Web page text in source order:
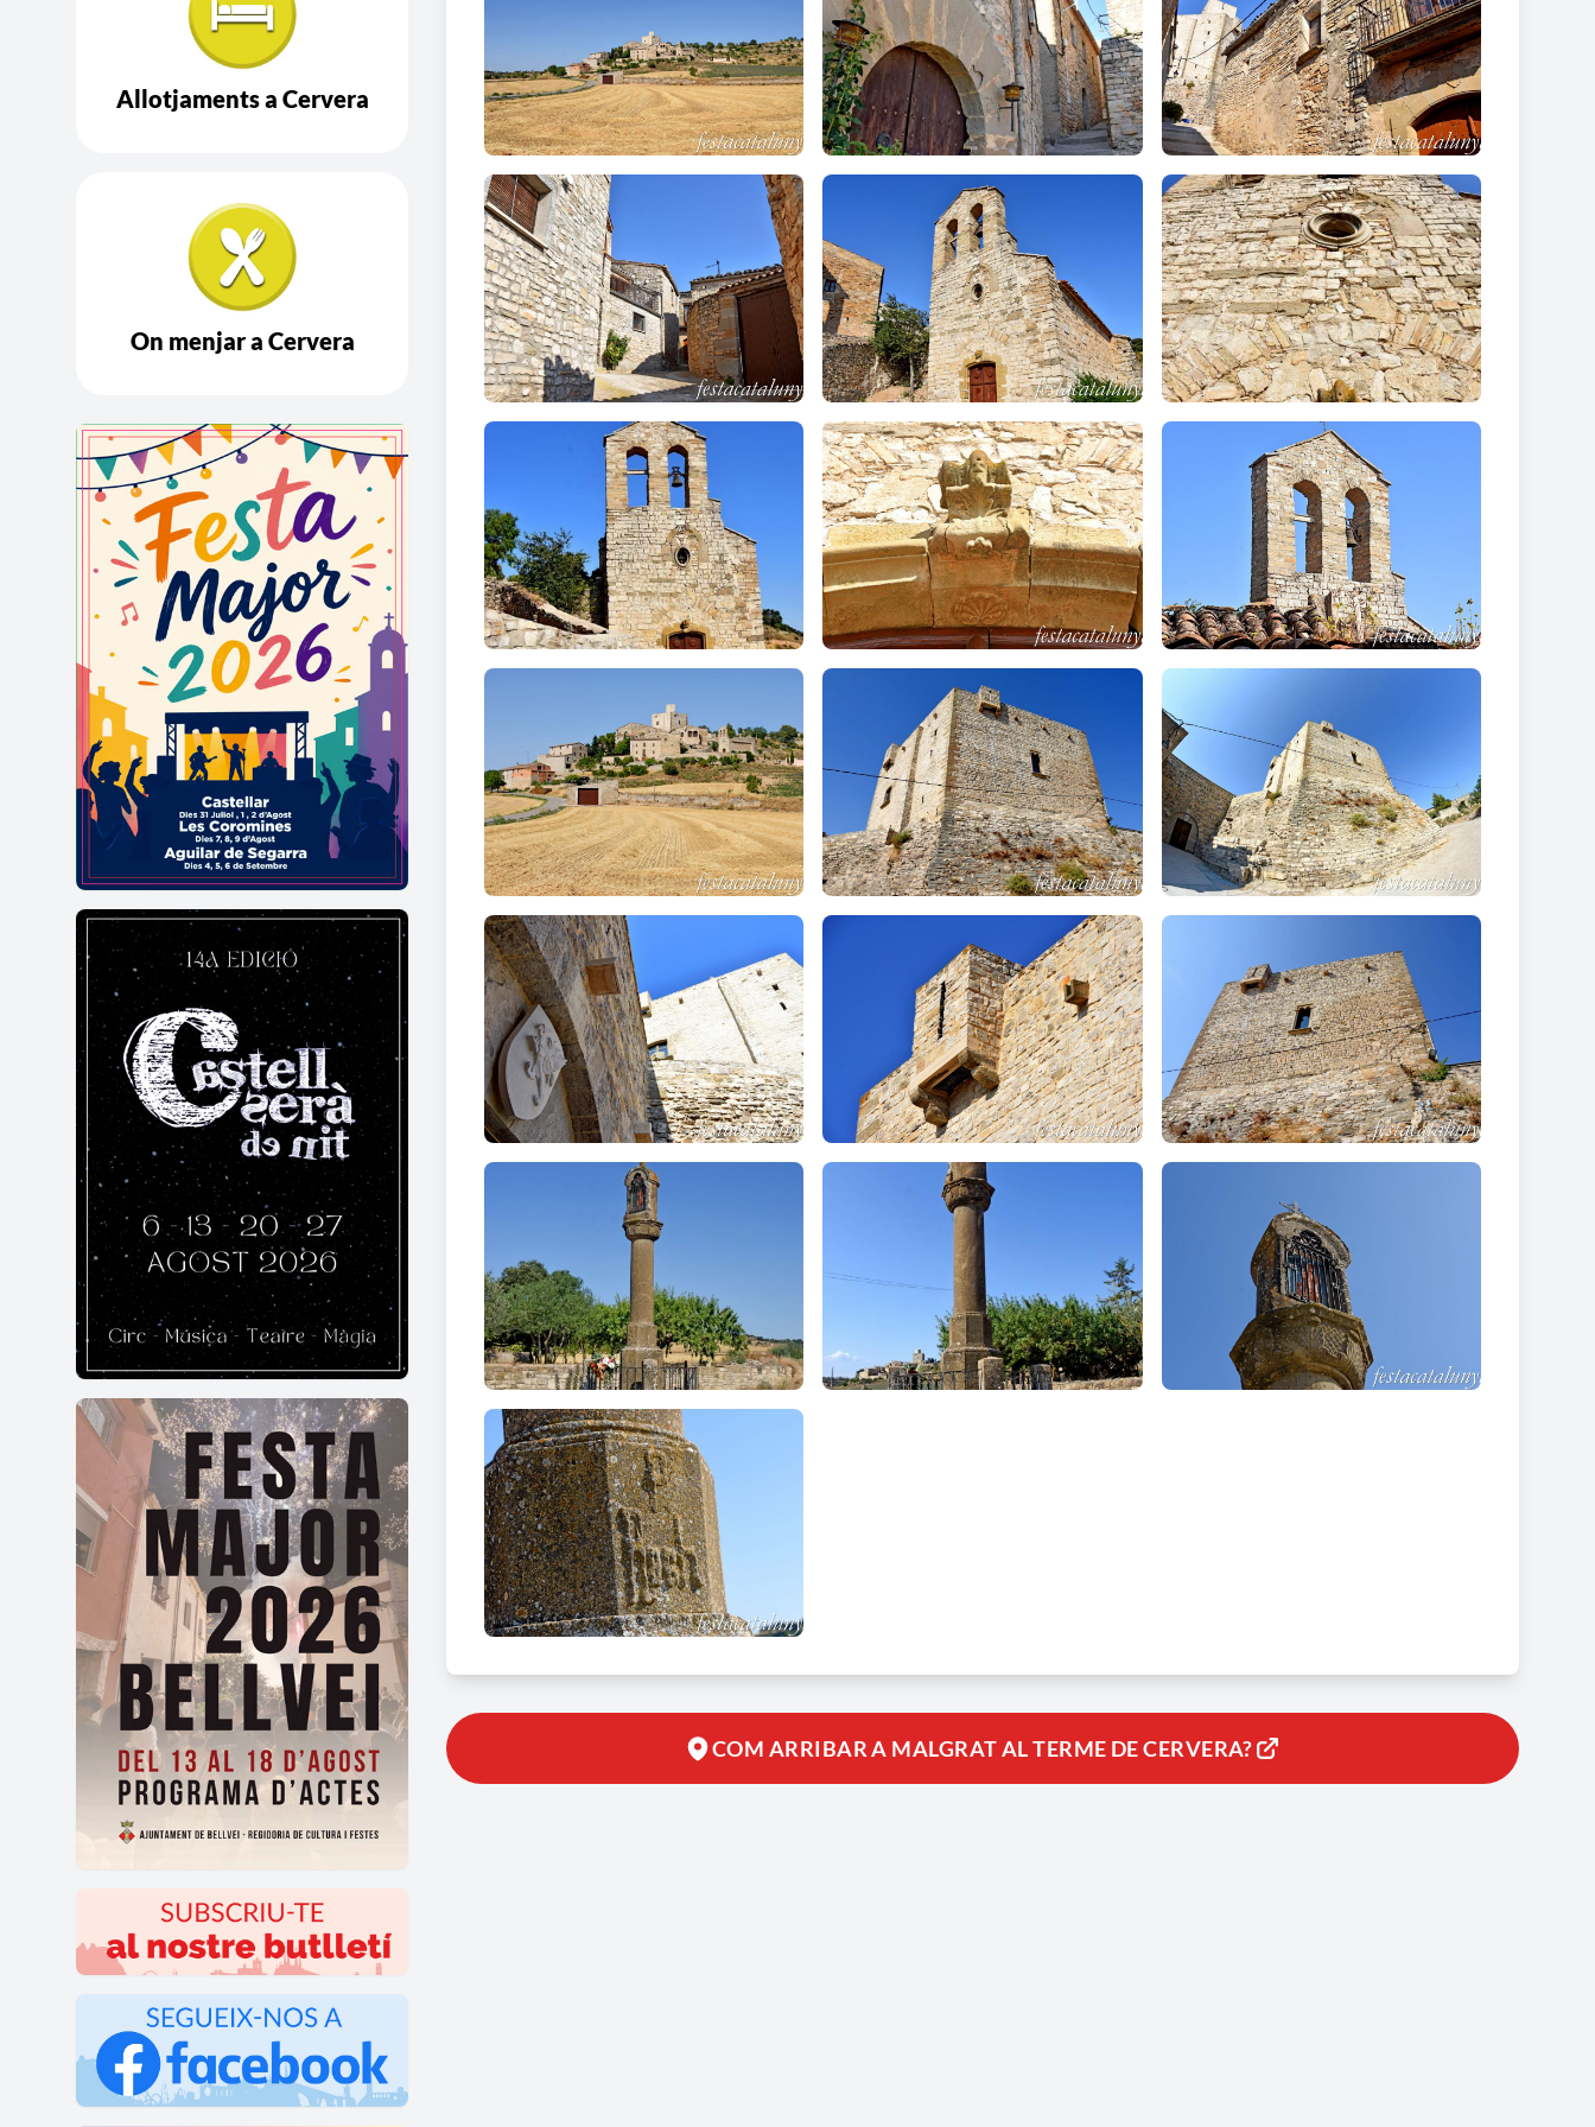
Allotjaments a Cervera
On menjar a Cervera
fins l'abolició dels senyorius al segle XIX. Es troba molt reformat però magníficament conservat.
Columna de Sant Roc
Es tracta d'una creu de terme. Fou construïda l'any 1916 a mig camí entre Castellnou d'Oluges i Malgrat. Bàsicament és una
columna cilíndrica amb basament octogonal -on conserva esculpit en nom "Roch". Està culminada per una petita capella
amb la imatge de Sant Roc i una creu de ferro al sostre.
COM ARRIBAR A MALGRAT AL TERME DE CERVERA?